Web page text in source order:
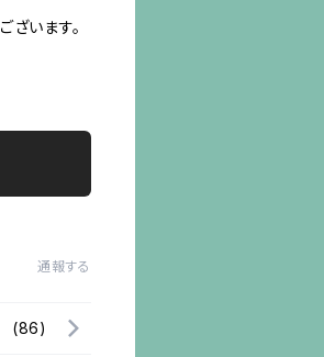
います。
通報する
(86)